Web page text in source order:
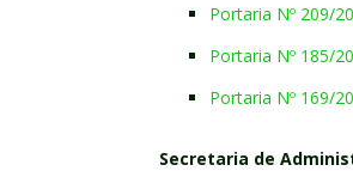
Portaria Nº 209/
Portaria Nº 185/
Portaria Nº 169/
Secretaria de